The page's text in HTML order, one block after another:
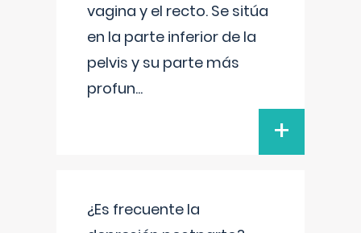
vagina y el recto. Se sitúa
en la parte inferior de la
pelvis y su parte más
profun...
+
¿Es frecuente la